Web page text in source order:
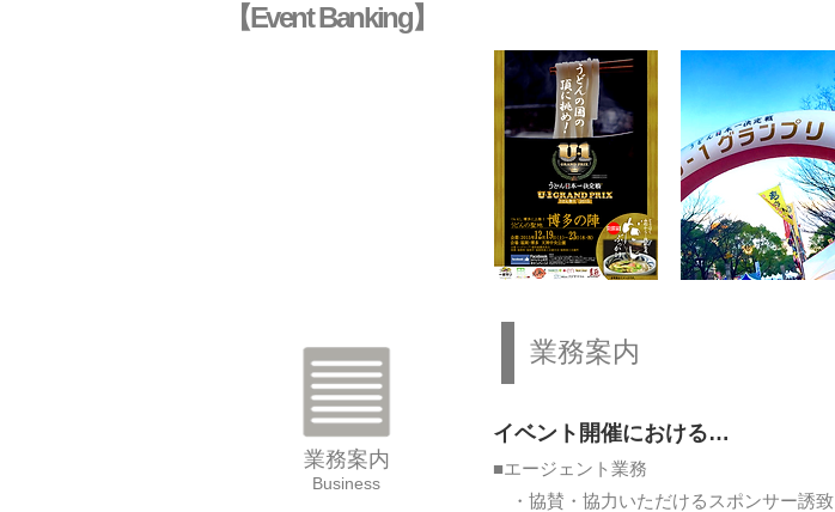
【Event Banking】
業務案内
Business
業務案内
イベント開催における…
■エージェント業務
・協賛・協力いただけるスポンサー誘致